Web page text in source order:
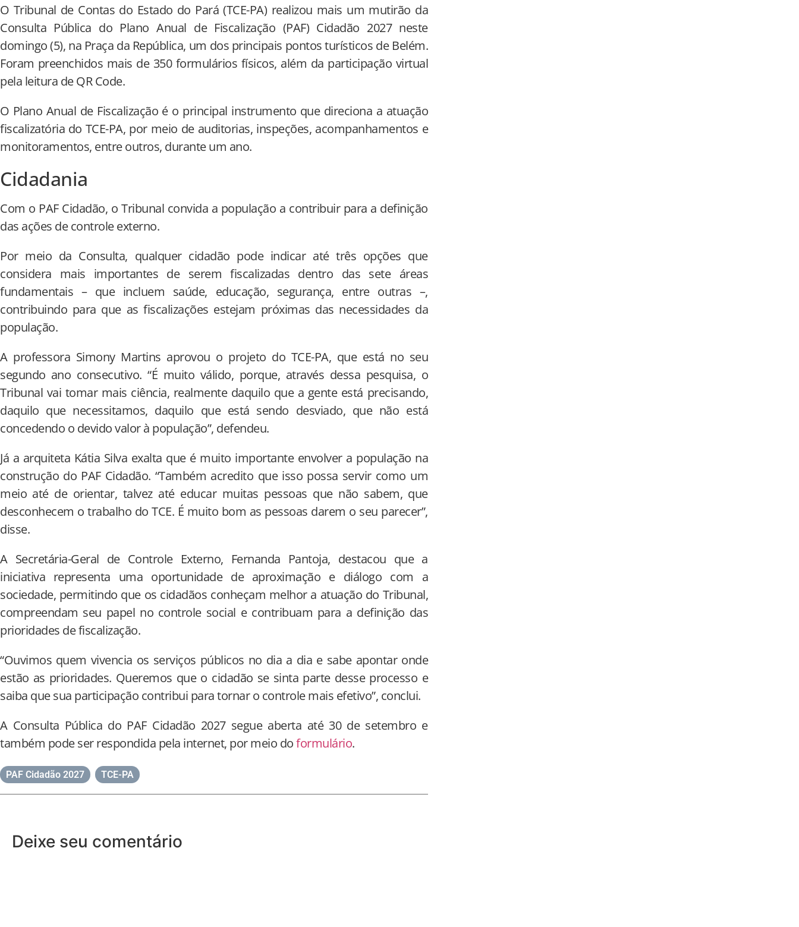
O Tribunal de Contas do Estado do Pará (TCE-PA) realizou mais um mutirão da
Consulta Pública do Plano Anual de Fiscalização (PAF) Cidadão 2027 neste
domingo (5), na Praça da República, um dos principais pontos turísticos de Belém.
Foram preenchidos mais de 350 formulários físicos, além da participação virtual
pela leitura de QR Code.
O Plano Anual de Fiscalização é o principal instrumento que direciona a atuação
fiscalizatória do TCE-PA, por meio de auditorias, inspeções, acompanhamentos e
monitoramentos, entre outros, durante um ano.
Cidadania
Com o PAF Cidadão, o Tribunal convida a população a contribuir para a definição
das ações de controle externo.
Por meio da Consulta, qualquer cidadão pode indicar até três opções que
considera mais importantes de serem fiscalizadas dentro das sete áreas
fundamentais – que incluem saúde, educação, segurança, entre outras –,
contribuindo para que as fiscalizações estejam próximas das necessidades da
população.
A professora Simony Martins aprovou o projeto do TCE-PA, que está no seu
segundo ano consecutivo. “É muito válido, porque, através dessa pesquisa, o
Tribunal vai tomar mais ciência, realmente daquilo que a gente está precisando,
daquilo que necessitamos, daquilo que está sendo desviado, que não está
concedendo o devido valor à população”, defendeu.
Já a arquiteta Kátia Silva exalta que é muito importante envolver a população na
construção do PAF Cidadão. “Também acredito que isso possa servir como um
meio até de orientar, talvez até educar muitas pessoas que não sabem, que
desconhecem o trabalho do TCE. É muito bom as pessoas darem o seu parecer”,
disse.
A Secretária-Geral de Controle Externo, Fernanda Pantoja, destacou que a
iniciativa representa uma oportunidade de aproximação e diálogo com a
sociedade, permitindo que os cidadãos conheçam melhor a atuação do Tribunal,
compreendam seu papel no controle social e contribuam para a definição das
prioridades de fiscalização.
“Ouvimos quem vivencia os serviços públicos no dia a dia e sabe apontar onde
estão as prioridades. Queremos que o cidadão se sinta parte desse processo e
saiba que sua participação contribui para tornar o controle mais efetivo”, conclui.
A Consulta Pública do PAF Cidadão 2027 segue aberta até 30 de setembro e
também pode ser respondida pela internet, por meio doformulário.
PAF Cidadão 2027 TCE-PA
Deixe seu comentário